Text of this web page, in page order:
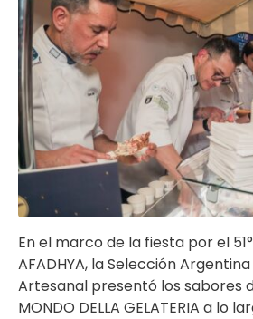
En el marco de la fiesta por el
AFADHYA, la Selección
Artesanal presentó los sabores
MONDO DELLA GELATERIA a lo